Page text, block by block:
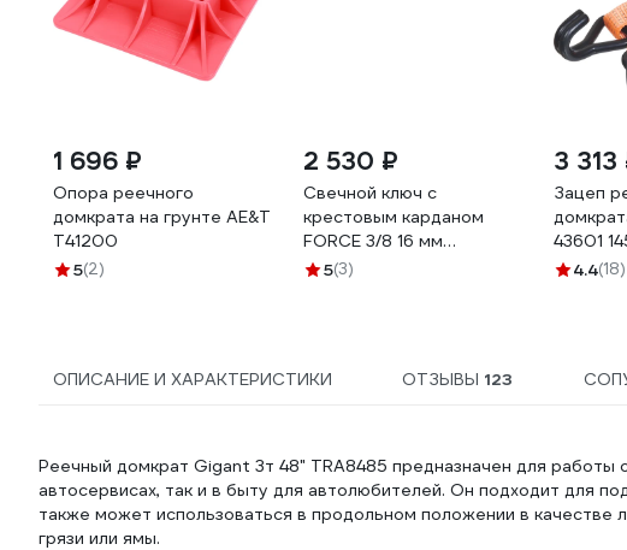
1 696 ₽
Опора реечного
домкрата на грунте AE&T
T41200
5(2)
2 530 ₽
Свечной ключ с
крестовым карданом
FORCE 3/8 16 мм
807330016U
5(3)
3 313
Зацеп
43601
4.4(18)
ОПИСАНИЕ И ХАРАКТЕРИСТИКИ ОТЗЫВЫ 123
Реечный домкрат Gigant 3т 48" TRA8485 предназначен для
автосервисах, так и в быту для автолюбителей. Он подходит для
также может использоваться в продольном положении в качестве
грязи или ямы.